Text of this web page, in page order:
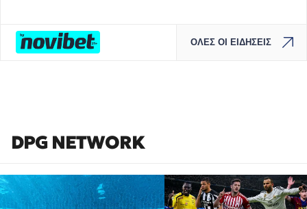
ΟΛΕΣ ΟΙ ΕΙΔΗΣΕΙΣ
DPG NETWORK